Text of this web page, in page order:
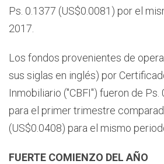
Ps. 0.1377 (US$0.0081) por el
2017.
Los fondos provenientes de
sus siglas en inglés) por
Inmobiliario ("CBFI") fueron de Ps.
para el primer trimestre
(US$0.0408) para el mismo
FUERTE COMIENZO DEL AÑO